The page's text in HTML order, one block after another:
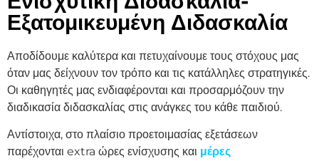
Εξατομικευμένη Διδασκαλία
Αποδίδουμε καλύτερα και πετυχαίνουμε τους στόχους μας
όταν μας δείχνουν τον τρόπο και τις κατάλληλες στρατηγικές.
Οι καθηγητές μας ενδιαφέρονται και προσαρμόζουν την
διαδικασία διδασκαλίας στις ανάγκες του κάθε παιδιού.
Αντίστοιχα, στο πλαίσιο προετοιμασίας εξετάσεων
παρέχονται extra ώρες ενίσχυσης και μέρες